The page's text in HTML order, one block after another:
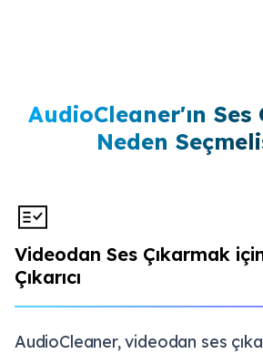
AudioCleaner'ın Ses
Neden
Videodan Ses Çıkarmak
Çıkarıcı
AudioCleaner, videodan ses